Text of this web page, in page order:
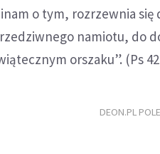
o tym, rozrzewnia
namiotu, do
orszaku”. (Ps
DEON.PL